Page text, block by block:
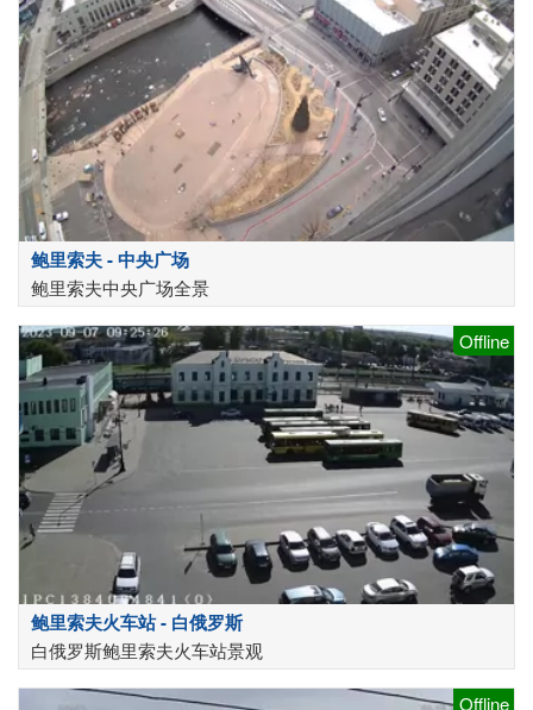
鲍里索夫 - 中央广场
鲍里索夫中央广场全景
Offline
鲍里索夫火车站 - 白俄罗斯
白俄罗斯鲍里索夫火车站景观
Offline